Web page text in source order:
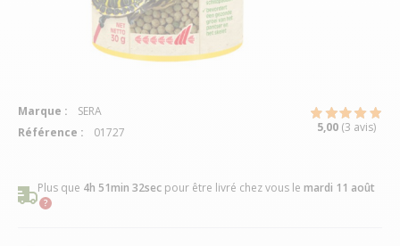
Plus que 4h 51min 32sec pour être livré chez vous le mardi 11 août
Marque :
SERA
Référence :
01727 5,00 (3 avis)